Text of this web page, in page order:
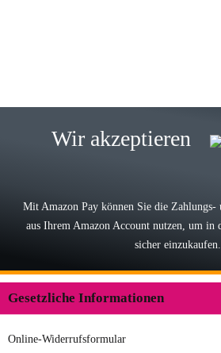
Der
Wir akzeptieren
Mit Amazon Pay können Sie die Zahlungs-
aus Ihrem Amazon Account nutzen, um in
sicher einzukaufen.
Gesetzliche Informationen
Online-Widerrufsformular